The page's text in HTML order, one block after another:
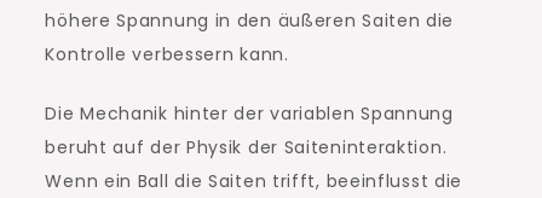
höhere Spannung in den äußeren Saiten die
Kontrolle verbessern kann.
Die Mechanik hinter der variablen Spannung
beruht auf der Physik der Saiteninteraktion.
Wenn ein Ball die Saiten trifft, beeinflusst die